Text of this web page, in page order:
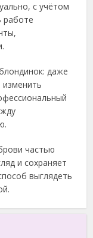
с учётом
работе
даже
частью
и сохраняет
выглядеть